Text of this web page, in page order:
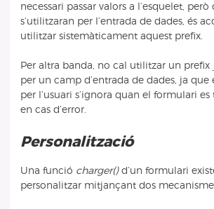
necessari passar valors a l’esquelet, però
s’utilitzaran per l’entrada de dades, és
utilitzar sistemàticament aquest prefix.
Per altra banda, no cal utilitzar un prefix
per un camp d’entrada de dades, ja que
per l’usuari s’ignora quan el formulari
en cas d’error.
Personalització
Una funció charger()d’un formulari
personalitzar mitjançant dos